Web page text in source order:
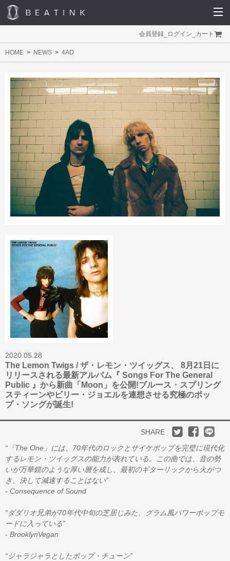
会員登録 ログイン カート
HOME NEWS 4AD
2020.05.28
The Lemon Twigs / ザ・レモン・ツイッグス、 8月21日に
リリースされる最新アルバム『 Songs For The General
Public 』から新曲「Moon」を公開!ブルース・スプリング
スティーンやビリー・ジョエルを連想させる究極のポッ
プ・ソングが誕生!
SHARE
“「The One」には、70年代のロックとサイケポップを完璧に現代化
するレモン・ツイッグスの能力が表れている。この曲では、音の勢
いが万華鏡のような厚い層を成し、最初のギターリックから火がつ
き、決して減速することはない”
- Consequence of Sound
“ダダリオ兄弟が70年代中旬の芝居じみた、グラム風パワーポップモ
ードに入っている”
- BrooklynVegan
“ジャラジャラとしたポップ・チューン”